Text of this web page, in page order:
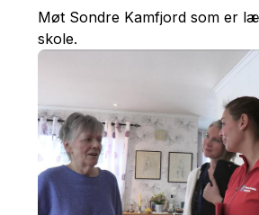
Møt Sondre Kamfjord som er
skole.